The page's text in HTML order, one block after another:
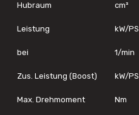
Hubraum cm³
Leistung kW/PS
bei 1/min
Zus. Leistung (Boost) kW/PS
Max. Drehmoment Nm